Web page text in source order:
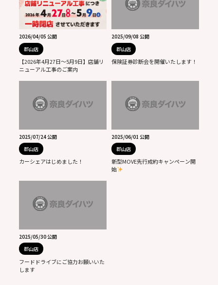
2026/04/05 公開
郡山店
【2026年4月27日～5月9日】店舗リ
ニューアル工事のご案内
2025/09/08 公開
郡山店
保険証券診断会を開催いたします！
2025/07/24 公開
郡山店
カーシェアはじめました！
2025/06/01 公開
郡山店
新型MOVE先行成約キャンペーン開
始
2025/05/30 公開
郡山店
フードドライブにご協力お願いいた
します